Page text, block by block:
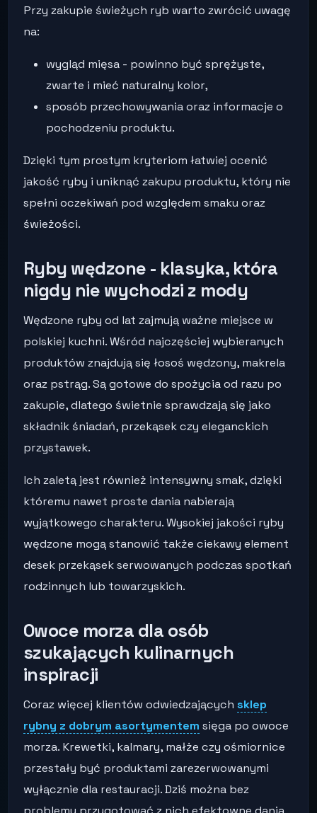
Przy zakupie świeżych ryb warto zwrócić uwagę
na:
wygląd mięsa - powinno być sprężyste,
zwarte i mieć naturalny kolor,
sposób przechowywania oraz informacje o
pochodzeniu produktu.
Dzięki tym prostym kryteriom łatwiej ocenić
jakość ryby i uniknąć zakupu produktu, który nie
spełni oczekiwań pod względem smaku oraz
świeżości.
Ryby wędzone - klasyka, która
nigdy nie wychodzi z mody
Wędzone ryby od lat zajmują ważne miejsce w
polskiej kuchni. Wśród najczęściej wybieranych
produktów znajdują się łosoś wędzony, makrela
oraz pstrąg. Są gotowe do spożycia od razu po
zakupie, dlatego świetnie sprawdzają się jako
składnik śniadań, przekąsek czy eleganckich
przystawek.
Ich zaletą jest również intensywny smak, dzięki
któremu nawet proste dania nabierają
wyjątkowego charakteru. Wysokiej jakości ryby
wędzone mogą stanowić także ciekawy element
desek przekąsek serwowanych podczas spotkań
rodzinnych lub towarzyskich.
Owoce morza dla osób
szukających kulinarnych
inspiracji
Coraz więcej klientów odwiedzających sklep
rybny z dobrym asortymentem sięga po owoce
morza. Krewetki, kalmary, małże czy ośmiornice
przestały być produktami zarezerwowanymi
wyłącznie dla restauracji. Dziś można bez